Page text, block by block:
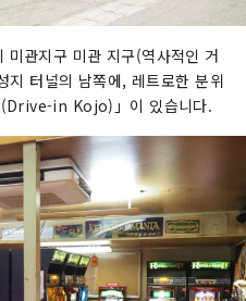
미관지구 미관 지구(역사적인 거
지 터널의 남쪽에, 레트로한 분위
(Drive-in Kojo)」이 있습니다.